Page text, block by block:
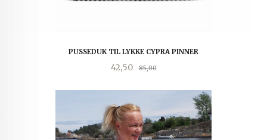
PUSSEDUK TIL LYKKE CYPRA PINNER
Tilbud
42,50 85,00Rabatt